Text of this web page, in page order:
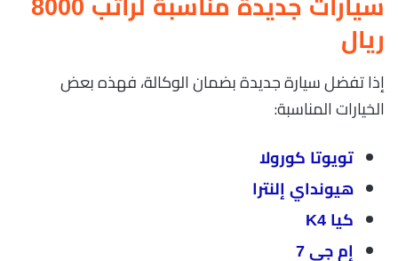
سيارات جديدة مناسبة لراتب 8000
ريال
إذا تفضل سيارة جديدة بضمان الوكالة، فهذه بعض
الخيارات المناسبة:
تويوتا كورولا
هيونداي إلنترا
كيا K4
إم جي 7